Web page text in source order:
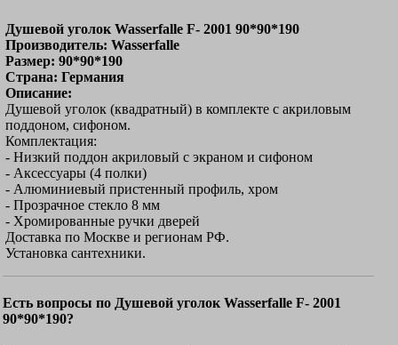
Душевой уголок Wasserfalle F- 2001 90*90*190
Производитель: Wasserfalle
Размер: 90*90*190
Страна: Германия
Описание:
Душевой уголок (квадратный) в комплекте с акриловым
поддоном, сифоном.
Комплектация:
- Низкий поддон акриловый с экраном и сифоном
- Аксессуары (4 полки)
- Алюминиевый пристенный профиль, хром
- Прозрачное стекло 8 мм
- Хромированные ручки дверей
Доставка по Москве и регионам РФ.
Установка сантехники.
Есть вопросы по Душевой уголок Wasserfalle F- 2001
90*90*190?